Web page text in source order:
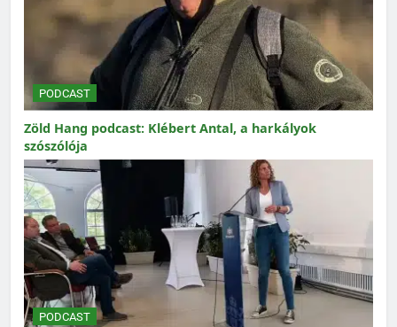
PODCAST
Zöld Hang podcast: Klébert Antal, a harkályok
szószólója
PODCAST